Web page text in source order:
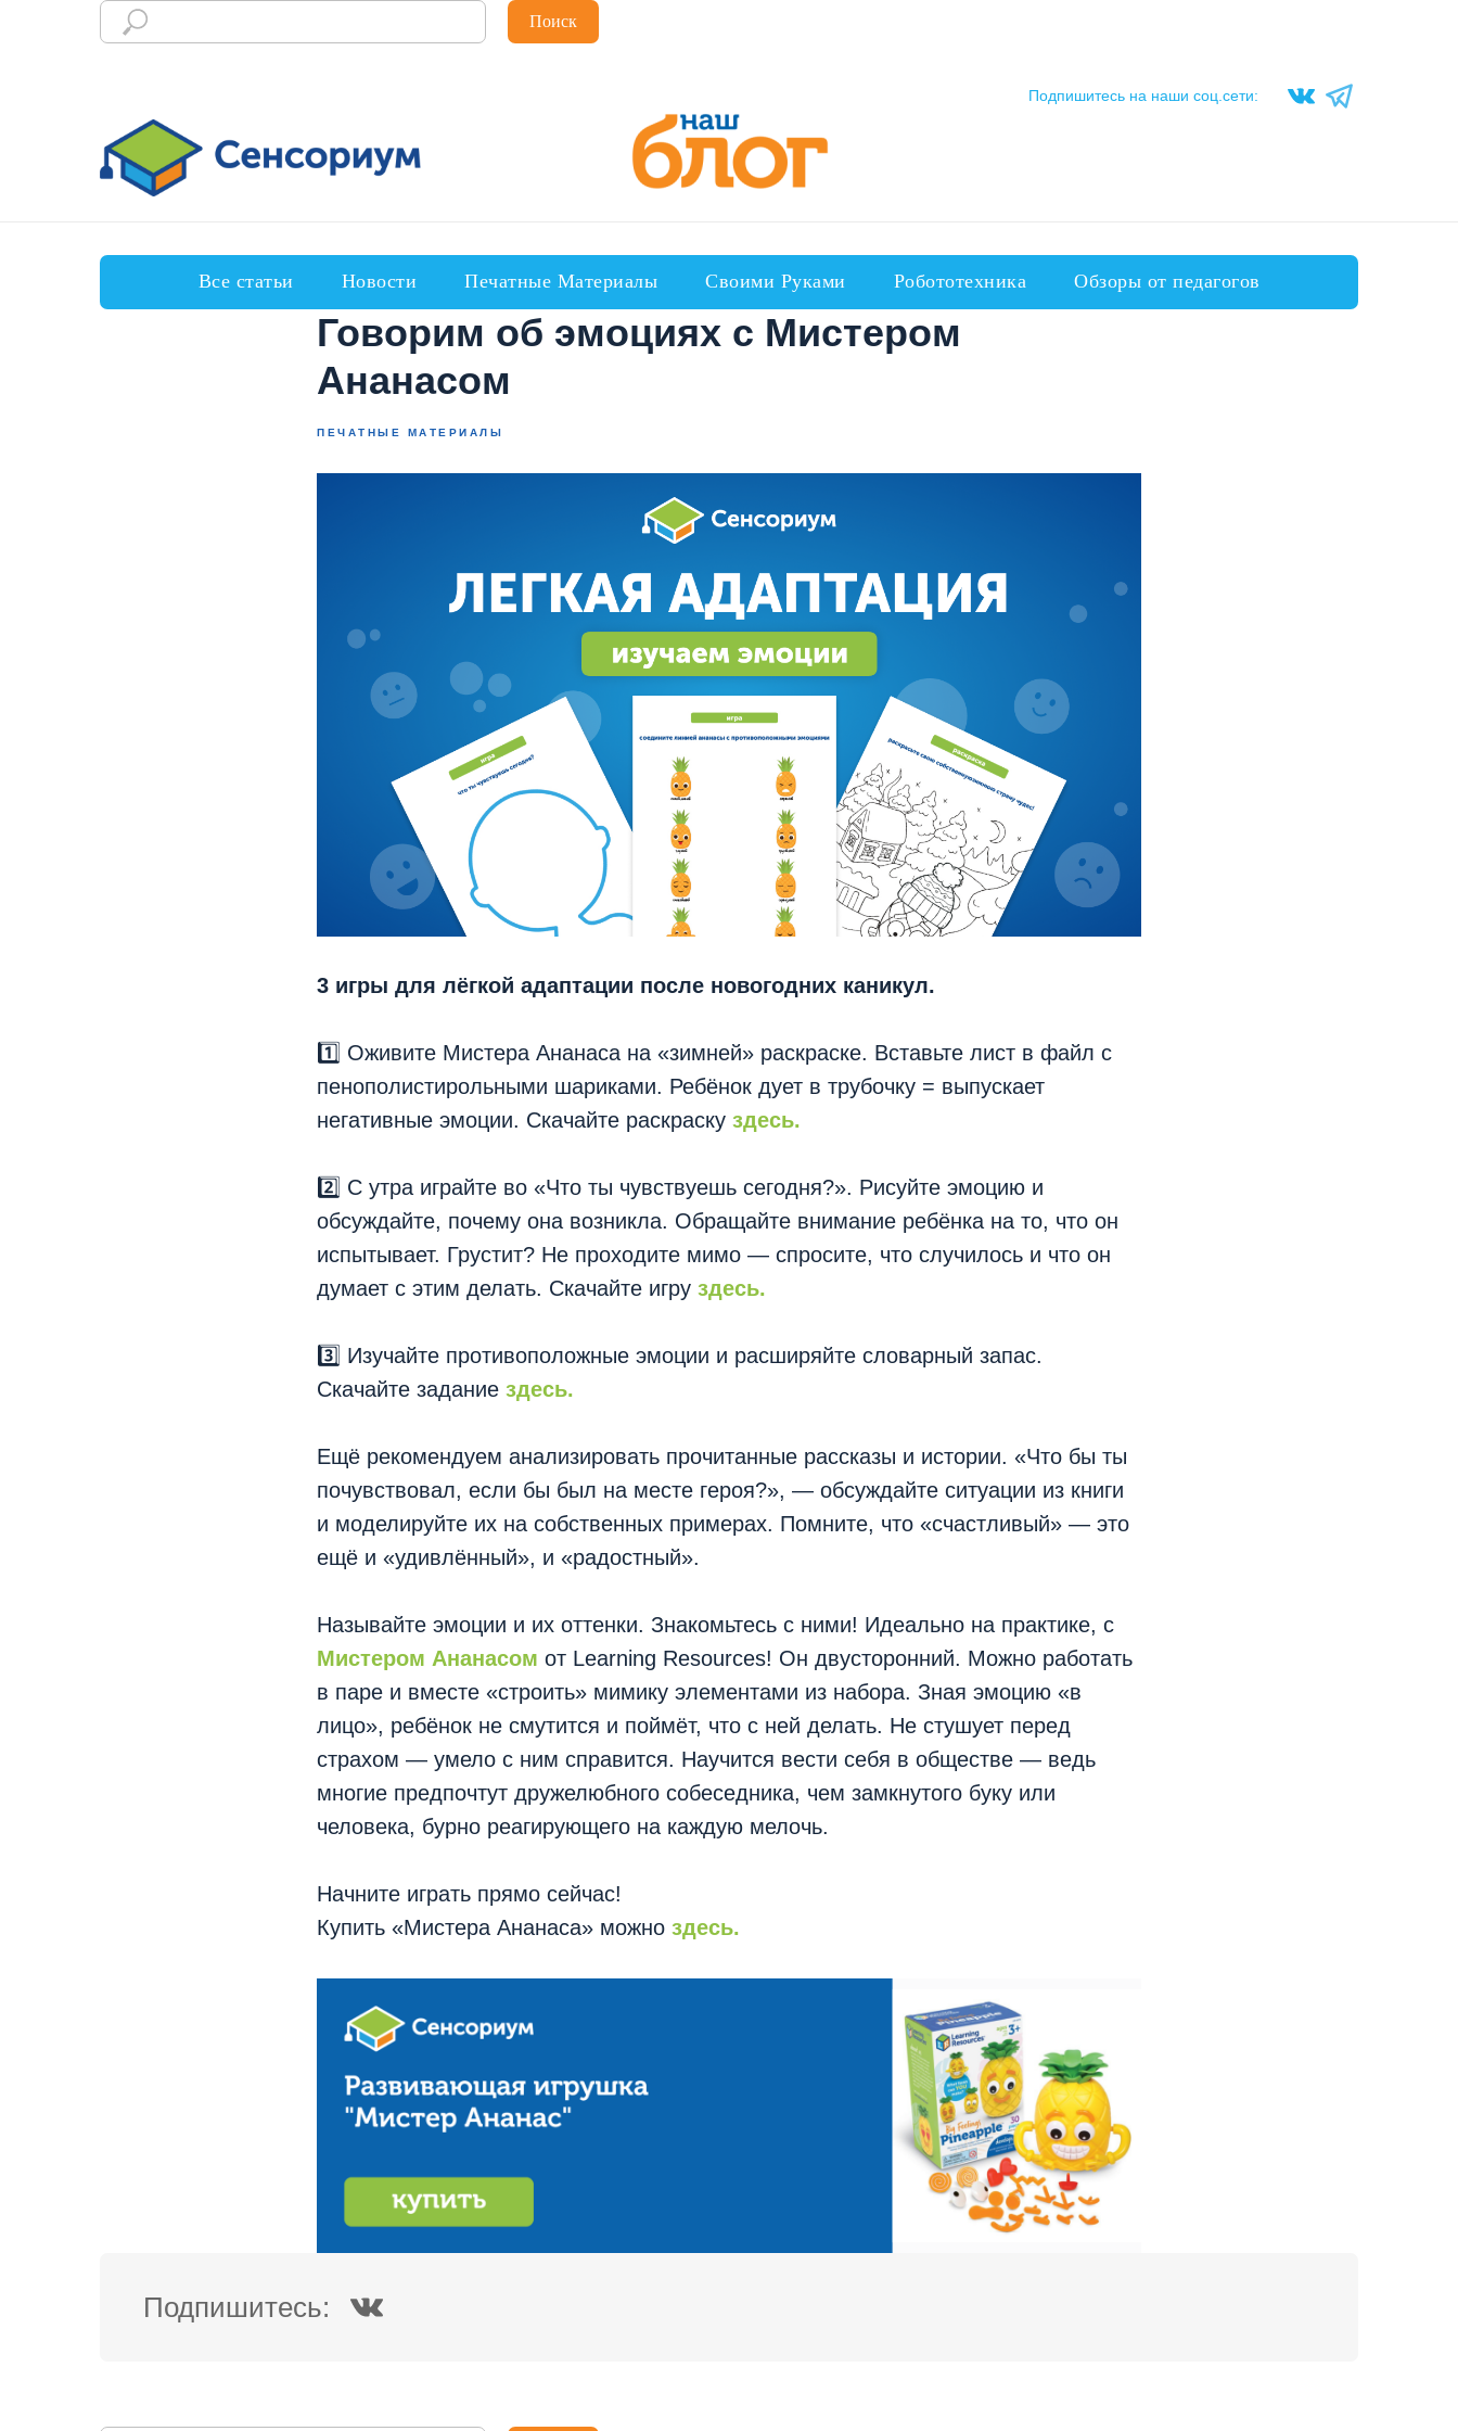
Поиск
Подпишитесь на наши соц.сети:
Все статьи Новости Печатные Материалы Своими Руками Робототехника Обзоры от педагогов
Говорим об эмоциях с Мистером
Ананасом
ПЕЧАТНЫЕ МАТЕРИАЛЫ
3 игры для лёгкой адаптации после новогодних каникул.
1️⃣ Оживите Мистера Ананаса на «зимней» раскраске. Вставьте лист в файл с
пенополистирольными шариками. Ребёнок дует в трубочку = выпускает
негативные эмоции. Скачайте раскраску здесь.
2️⃣ С утра играйте во «Что ты чувствуешь сегодня?». Рисуйте эмоцию и
обсуждайте, почему она возникла. Обращайте внимание ребёнка на то, что он
испытывает. Грустит? Не проходите мимо — спросите, что случилось и что он
думает с этим делать. Скачайте игру здесь.
3️⃣ Изучайте противоположные эмоции и расширяйте словарный запас.
Скачайте задание здесь.
Ещё рекомендуем анализировать прочитанные рассказы и истории. «Что бы ты
почувствовал, если бы был на месте героя?», — обсуждайте ситуации из книги
и моделируйте их на собственных примерах. Помните, что «счастливый» — это
ещё и «удивлённый», и «радостный».
Называйте эмоции и их оттенки. Знакомьтесь с ними! Идеально на практике, с
Мистером Ананасом от Learning Resources! Он двусторонний. Можно работать
в паре и вместе «строить» мимику элементами из набора. Зная эмоцию «в
лицо», ребёнок не смутится и поймёт, что с ней делать. Не стушует перед
страхом — умело с ним справится. Научится вести себя в обществе — ведь
многие предпочтут дружелюбного собеседника, чем замкнутого буку или
человека, бурно реагирующего на каждую мелочь.
Начните играть прямо сейчас!
Купить «Мистера Ананаса» можно здесь.
Подпишитесь: